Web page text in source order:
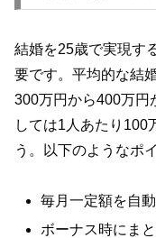
結婚を25歳で実現す
要です。平均的な結
300万円から400万円
しては1人あたり100
う。以下のようなポ
毎月一定額を自
ボーナス時にま